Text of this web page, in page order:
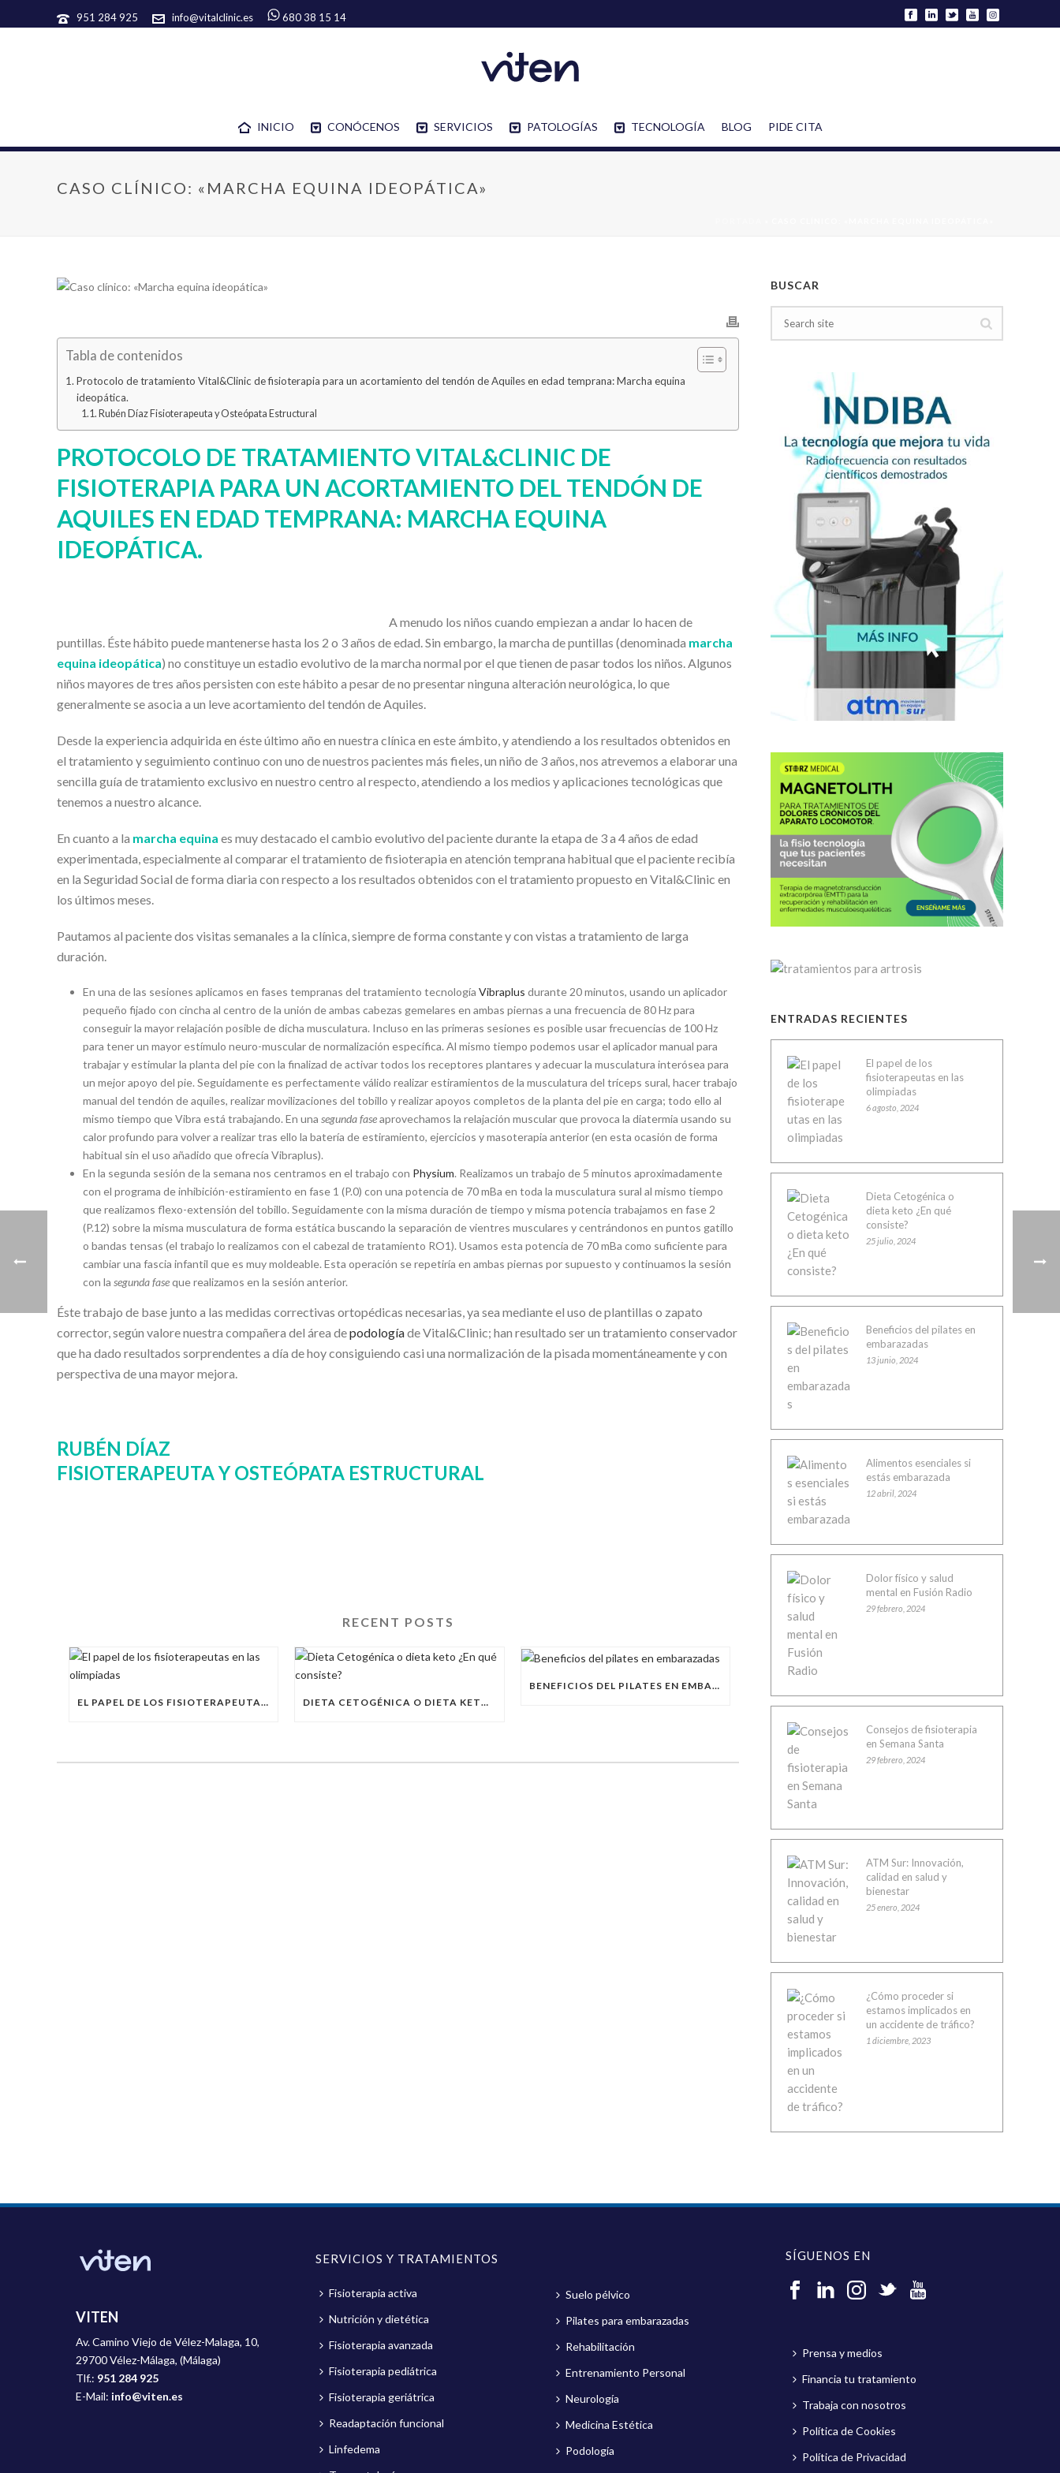
951 284 925 info@vitalclinic.es 680 38 15 14
INICIO CONÓCENOS SERVICIOS PATOLOGÍAS TECNOLOGÍA BLOG PIDE CITA
CASO CLÍNICO: «MARCHA EQUINA IDEOPÁTICA»
Tabla de contenidos
Protocolo de tratamiento Vital&Clinic de fisioterapia para un acortamiento del tendón de Aquiles en edad temprana: Marcha equina
ideopática.
Rubén Díaz Fisioterapeuta y Osteópata Estructural
PROTOCOLO DE TRATAMIENTO VITAL&CLINIC DE
FISIOTERAPIA PARA UN ACORTAMIENTO DEL TENDÓN DE
AQUILES EN EDAD TEMPRANA: MARCHA EQUINA
IDEOPÁTICA.
A menudo los niños cuando empiezan a andar lo hacen de
puntillas. Éste hábito puede mantenerse hasta los 2 o 3 años de edad. Sin embargo, la marcha de puntillas (denominada marcha
equina ideopática) no constituye un estadio evolutivo de la marcha normal por el que tienen de pasar todos los niños. Algunos
niños mayores de tres años persisten con este hábito a pesar de no presentar ninguna alteración neurológica, lo que
generalmente se asocia a un leve acortamiento del tendón de Aquiles.
Desde la experiencia adquirida en éste último año en nuestra clínica en este ámbito, y atendiendo a los resultados obtenidos en
el tratamiento y seguimiento continuo con uno de nuestros pacientes más fieles, un niño de 3 años, nos atrevemos a elaborar una
sencilla guía de tratamiento exclusivo en nuestro centro al respecto, atendiendo a los medios y aplicaciones tecnológicas que
tenemos a nuestro alcance.
En cuanto a la marcha equina es muy destacado el cambio evolutivo del paciente durante la etapa de 3 a 4 años de edad
experimentada, especialmente al comparar el tratamiento de fisioterapia en atención temprana habitual que el paciente recibía
en la Seguridad Social de forma diaria con respecto a los resultados obtenidos con el tratamiento propuesto en Vital&Clinic en
los últimos meses.
Pautamos al paciente dos visitas semanales a la clínica, siempre de forma constante y con vistas a tratamiento de larga
duración.
En una de las sesiones aplicamos en fases tempranas del tratamiento tecnología Vibraplus durante 20 minutos, usando un aplicador
pequeño fijado con cincha al centro de la unión de ambas cabezas gemelares en ambas piernas a una frecuencia de 80 Hz para
conseguir la mayor relajación posible de dicha musculatura. Incluso en las primeras sesiones es posible usar frecuencias de 100 Hz
para tener un mayor estímulo neuro-muscular de normalización específica. Al mismo tiempo podemos usar el aplicador manual para
trabajar y estimular la planta del pie con la finalizad de activar todos los receptores plantares y adecuar la musculatura interósea para
un mejor apoyo del pie. Seguidamente es perfectamente válido realizar estiramientos de la musculatura del tríceps sural, hacer trabajo
manual del tendón de aquiles, realizar movilizaciones del tobillo y realizar apoyos completos de la planta del pie en carga; todo ello al
mismo tiempo que Vibra está trabajando. En una segunda faseaprovechamos la relajación muscular que provoca la diatermia usando su
calor profundo para volver a realizar tras ello la batería de estiramiento, ejercicios y masoterapia anterior (en esta ocasión de forma
habitual sin el uso añadido que ofrecía Vibraplus).
En la segunda sesión de la semana nos centramos en el trabajo con Physium. Realizamos un trabajo de 5 minutos aproximadamente
con el programa de inhibición-estiramiento en fase 1 (P.0) con una potencia de 70 mBa en toda la musculatura sural al mismo tiempo
que realizamos flexo-extensión del tobillo. Seguidamente con la misma duración de tiempo y misma potencia trabajamos en fase 2
(P.12) sobre la misma musculatura de forma estática buscando la separación de vientres musculares y centrándonos en puntos gatillo
o bandas tensas (el trabajo lo realizamos con el cabezal de tratamiento RO1). Usamos esta potencia de 70 mBa como suficiente para
cambiar una fascia infantil que es muy moldeable. Esta operación se repetiría en ambas piernas por supuesto y continuamos la sesión
con la segunda faseque realizamos en la sesión anterior.
Éste trabajo de base junto a las medidas correctivas ortopédicas necesarias, ya sea mediante el uso de plantillas o zapato
corrector, según valore nuestra compañera del área depodologíade Vital&Clinic; han resultado ser un tratamiento conservador
que ha dado resultados sorprendentes a día de hoy consiguiendo casi una normalización de la pisada momentáneamente y con
perspectiva de una mayor mejora.
RUBÉN DÍAZ
FISIOTERAPEUTA Y OSTEÓPATA ESTRUCTURAL
RECENT POSTS
EL PAPEL DE LOS FISIOTERAPEUTAS EN LAS OLIMPIADAS DIETA CETOGÉNICA O DIETA KETO ¿EN QUÉ CONSISTE?
BENEFICIOS DEL PILATES EN EMBARAZADAS
BUSCAR
ENTRADAS RECIENTES
El papel de los
fisioterapeutas en las
olimpiadas
6 agosto, 2024
Dieta Cetogénica o
dieta keto ¿En qué
consiste?
25 julio, 2024
Beneficios del pilates en
embarazadas
13 junio, 2024
Alimentos esenciales si
estás embarazada
12 abril, 2024
Dolor físico y salud
mental en Fusión Radio
29 febrero, 2024
Consejos de fisioterapia
en Semana Santa
29 febrero, 2024
ATM Sur: Innovación,
calidad en salud y
bienestar
25 enero, 2024
¿Cómo proceder si
estamos implicados en
un accidente de tráfico?
1 diciembre, 2023
VITEN
Av. Camino Viejo de Vélez-Malaga, 10,
29700 Vélez-Málaga, (Málaga)
Tlf.: 951 284 925
E-Mail: info@viten.es
SERVICIOS Y TRATAMIENTOS
Fisioterapia activa
Nutrición y dietética
Fisioterapia avanzada
Fisioterapia pediátrica
Fisioterapia geriátrica
Readaptación funcional
Linfedema
Suelo pélvico
Pilates para embarazadas
Rehabilitación
Entrenamiento Personal
Neurología
Medicina Estética
Podología
SÍGUENOS EN
Prensa y medios
Financia tu tratamiento
Trabaja con nosotros
Política de Cookies
Política de Privacidad